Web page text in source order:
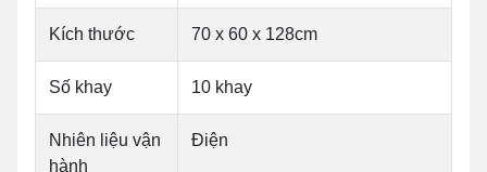
Kích thước 70 x 60 x 128cm
Số khay 10 khay
Nhiên liệu vận
hành
Điện